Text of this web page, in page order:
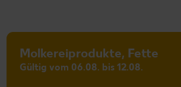
Molkereiprodukte, Fette
Gültig vom 06.08. bis 12.08.